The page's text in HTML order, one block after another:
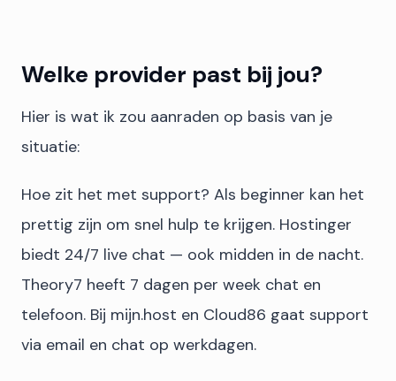
Welke provider past bij jou?
Hier is wat ik zou aanraden op basis van je
situatie:
Hoe zit het met support? Als beginner kan het
prettig zijn om snel hulp te krijgen. Hostinger
biedt 24/7 live chat — ook midden in de nacht.
Theory7 heeft 7 dagen per week chat en
telefoon. Bij mijn.host en Cloud86 gaat support
via email en chat op werkdagen.